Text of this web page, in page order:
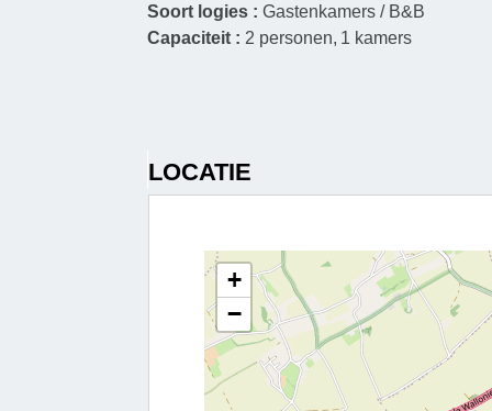
Soort logies :Gastenkamers / B&B
Capaciteit : 2 personen 1 kamers
LOCATIE
+
−